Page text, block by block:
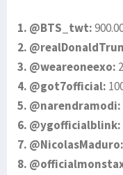
1. @BTS_twt:
2.
3. @weareoneexo:
4. @got7official:
5. @narendramodi:
6. @ygofficialblink:
7. @NicolasMaduro:
8.